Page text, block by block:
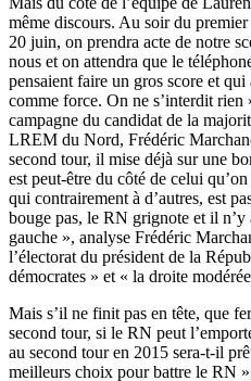
même discours. Au soir du
20 juin, on prendra acte de notre
nous et on attendra que le
pensaient faire un gros score et
comme force. On ne s’interdit
campagne du candidat de la
LREM du Nord, Frédéric
second tour, il mise déjà sur une
est peut-être du côté de celui
qui contrairement à d’autres, est
bouge pas, le RN grignote et il n’y
gauche », analyse Frédéric
l’électorat du président de la
démocrates » et « la droite
Mais s’il ne finit pas en tête, que
second tour, si le RN peut
au second tour en 2015 sera-t-il
meilleurs choix pour battre le RN